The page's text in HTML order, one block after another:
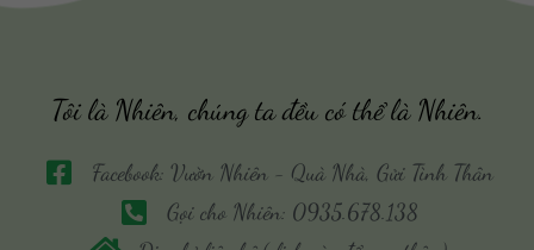
Tôi là Nhiên, chúng ta đều có thể là Nhiên.
Facebook: Vườn Nhiên - Quà Nhà, Gửi Tình Thân
Gọi cho Nhiên: 0935.678.138